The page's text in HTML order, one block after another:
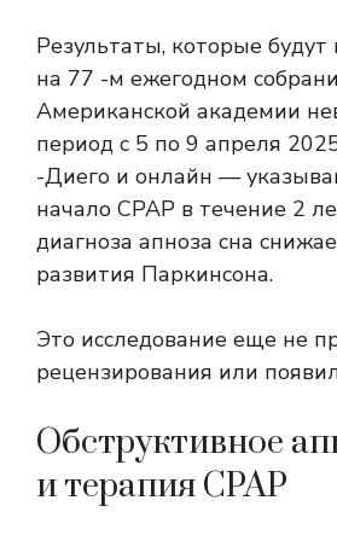
Результаты, которые
на 77 -м ежегодном
Американской академии
период с 5 по 9 апреля
-Диего и онлайн —
начало CPAP в течение 2
диагноза апноза сна
развития Паркинсона.
Это исследование еще не
рецензирования или
Обструктивное
и терапия CPAP